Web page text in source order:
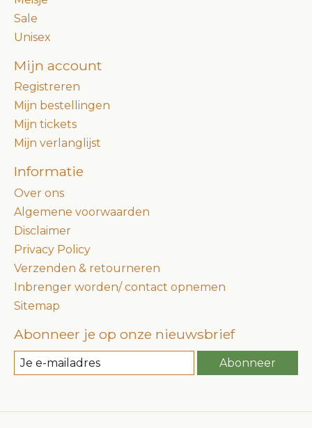
Sale
Unisex
Mijn account
Registreren
Mijn bestellingen
Mijn tickets
Mijn verlanglijst
Informatie
Over ons
Algemene voorwaarden
Disclaimer
Privacy Policy
Verzenden & retourneren
Inbrenger worden/ contact opnemen
Sitemap
Abonneer je op onze nieuwsbrief
Abonneer